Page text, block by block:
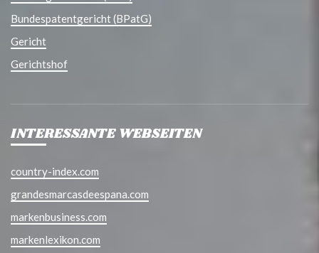
Bundespatentgericht (BPatG)
Gericht
Gerichtshof
INTERESSANTE WEBSEITEN
country-index.com
grandesmarcasdeespana.com
markenbusiness.com
markenlexikon.com